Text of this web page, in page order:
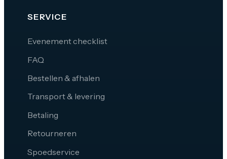
SERVICE
Evenement checklist
FAQ
Bestellen & afhalen
Transport & levering
Betaling
Retourneren
Spoedservice